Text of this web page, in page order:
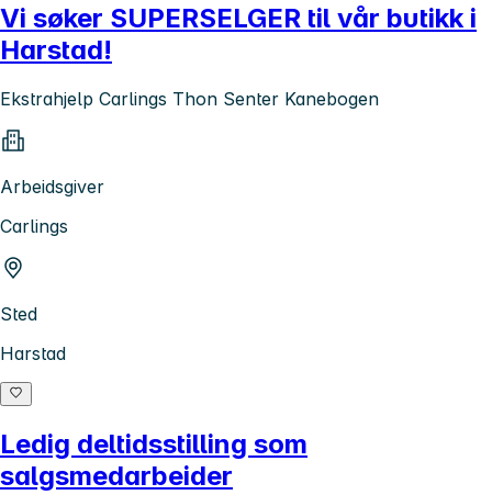
Vi søker SUPERSELGER til vår butikk i
Harstad!
Ekstrahjelp Carlings Thon Senter Kanebogen
Arbeidsgiver
Carlings
Sted
Harstad
Ledig deltidsstilling som
salgsmedarbeider